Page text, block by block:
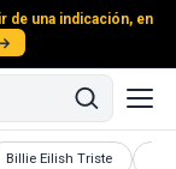
de una indicación, en
Billie Eilish Triste
Fondos de pantalla